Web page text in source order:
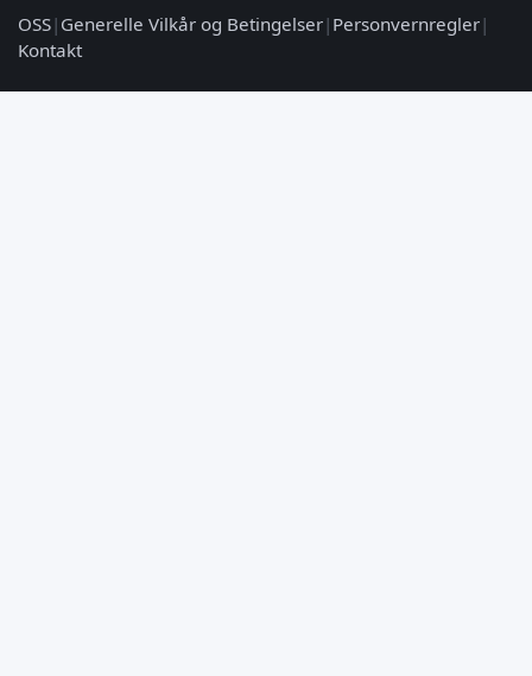
OSS| Generelle Vilkår og Betingelser| Personvernregler|
Kontakt